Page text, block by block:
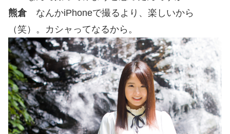
熊倉 なんかiPhoneで撮るより、楽しいから
（笑）。カシャってなるから。